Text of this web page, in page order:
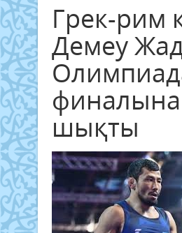
Грек-рим
Демеу
финалына
шықты